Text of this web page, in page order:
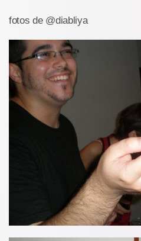
fotos de @diabliya